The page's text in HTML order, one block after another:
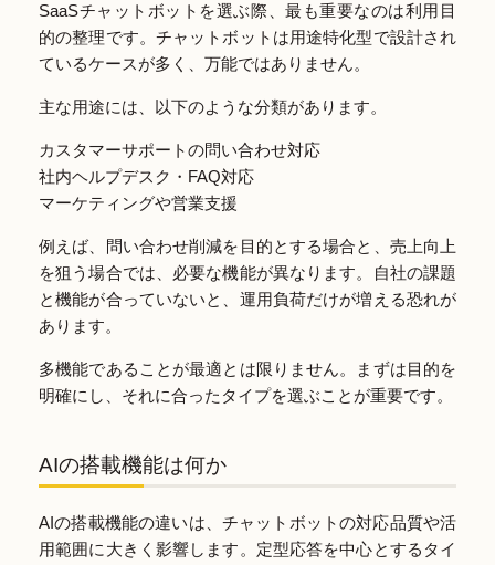
SaaSチャットボットを選ぶ際、最も重要なのは利用目
的の整理です。チャットボットは用途特化型で設計され
ているケースが多く、万能ではありません。
主な用途には、以下のような分類があります。
カスタマーサポートの問い合わせ対応
社内ヘルプデスク・FAQ対応
マーケティングや営業支援
例えば、問い合わせ削減を目的とする場合と、売上向上
を狙う場合では、必要な機能が異なります。自社の課題
と機能が合っていないと、運用負荷だけが増える恐れが
あります。
多機能であることが最適とは限りません。まずは目的を
明確にし、それに合ったタイプを選ぶことが重要です。
AIの搭載機能は何か
AIの搭載機能の違いは、チャットボットの対応品質や活
用範囲に大きく影響します。定型応答を中心とするタイ